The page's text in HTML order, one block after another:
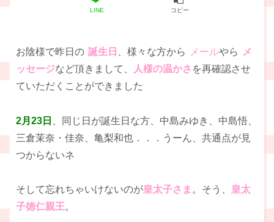
LINE コピー
お陰様で昨日の 誕生日 、様々な方から メールやら
メ
ッセージなど頂きまして、 人様の温かさ を再確認させ
ていただくことができました
2月23日
、同じ日が誕生日な方、中島みゆき、中島悟、
三倉茉奈・佳奈、亀梨和也．．．うーん、共通点が見
つからないネ
そして忘れちゃいけないのが皇太子さま 。そう、 皇太
子徳仁親王。